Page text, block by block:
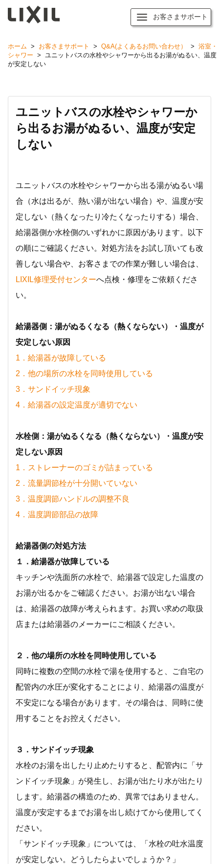
お客さまサポート
ホーム > お客さまサポート > Q&A(よくあるお問い合わせ） > 浴室・
シャワー > ユニットバスの水栓やシャワーから出るお湯がぬるい、温度
が安定しない
ユニットバスの水栓やシャワーか
ら出るお湯がぬるい、温度が安定
しない
ユニットバスの水栓やシャワーから出る湯がぬるい場
合（水は出るが、熱い湯が出ない場合）や、温度が安
定しない（熱くなったり冷たくなったりする）場合、
給湯器側か水栓側のいずれかに原因があります。以下
の順にご確認ください。対処方法をお試し頂いても改
善しない場合や、お客さまでの作業が難しい場合は、
LIXIL修理受付センターへ点検・修理をご依頼くださ
い。
給湯器側：湯がぬるくなる（熱くならない）・温度が
安定しない原因
1．給湯器が故障している
2．他の場所の水栓を同時使用している
3．サンドイッチ現象
4．給湯器の設定温度が適切でない
水栓側：湯がぬるくなる（熱くならない）・温度が安
定しない原因
1．ストレーナーのゴミが詰まっている
2．流量調節栓が十分開いていない
3．温度調節ハンドルの調整不良
4．温度調節部品の故障
給湯器側の対処方法
１．給湯器が故障している
キッチンや洗面所の水栓で、給湯器で設定した温度の
お湯が出るかをご確認ください。お湯が出ない場合
は、給湯器の故障が考えられます。お買い求めの取扱
店または給湯器のメーカーにご相談ください。
２．他の場所の水栓を同時使用している
同時に複数の空間の水栓で湯を使用すると、ご自宅の
配管内の水圧が変化することにより、給湯器の温度が
不安定になる場合があります。その場合は、同時に使
用することをお控えください。
３．サンドイッチ現象
水栓のお湯を出したり止めたりすると、配管内に「サ
ンドイッチ現象」が発生し、お湯が出たり水が出たり
します。給湯器の構造のため、異常ではありません。
温度が安定するまでお湯を出し続けてから使用してく
ださい。
「サンドイッチ現象」については、「水栓の吐水温度
が安定しない。どうしたらよいでしょうか？」